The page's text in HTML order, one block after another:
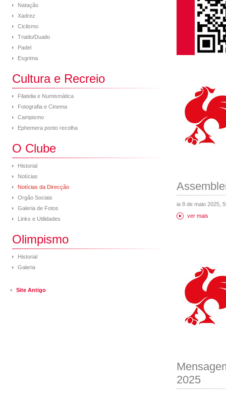
Natação
Xadrez
Ciclismo
Triatlo/Duatlo
Padel
Esgrima
Cultura e Recreio
Filatelia e Numismática
Fotografia e Cinema
Campismo
Ephemera ponto recolha
O Clube
Historial
Notícias
Notícias da Direcção
Orgão Sociais
Galeria de Fotos
Links e Utilidades
Olimpismo
Historial
Galeria
Site Antigo
ia 8 de maio 2025,
ver mais
2025